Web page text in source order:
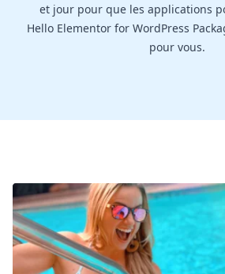
et jour pour que les applications
Hello Elementor for WordPress
pour vous.